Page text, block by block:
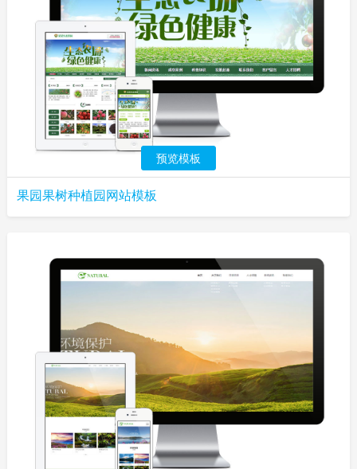
预览模板
果园果树种植园网站模板